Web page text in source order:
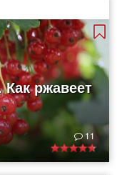
ржавеет
11